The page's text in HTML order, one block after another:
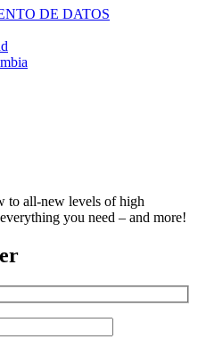
DE DATOS
to all-new levels of high
you need – and more!